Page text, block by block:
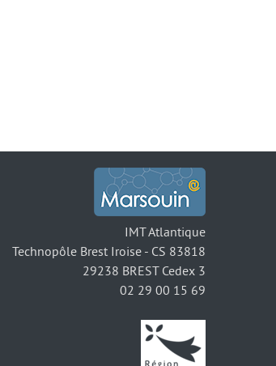
IMT Atlantique
Technopôle Brest Iroise - CS 83818
29238 BREST Cedex 3
02 29 00 15 69